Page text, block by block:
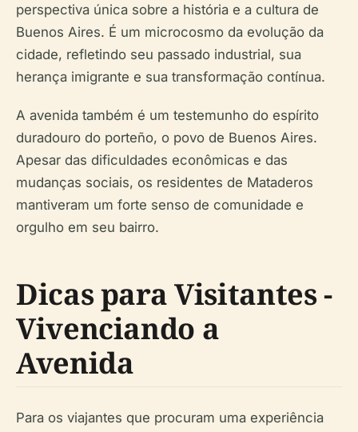
perspectiva única sobre a história e a cultura de
Buenos Aires. É um microcosmo da evolução da
cidade, refletindo seu passado industrial, sua
herança imigrante e sua transformação contínua.
A avenida também é um testemunho do espírito
duradouro do porteño, o povo de Buenos Aires.
Apesar das dificuldades econômicas e das
mudanças sociais, os residentes de Mataderos
mantiveram um forte senso de comunidade e
orgulho em seu bairro.
Dicas para Visitantes -
Vivenciando a
Avenida
Para os viajantes que procuram uma experiência